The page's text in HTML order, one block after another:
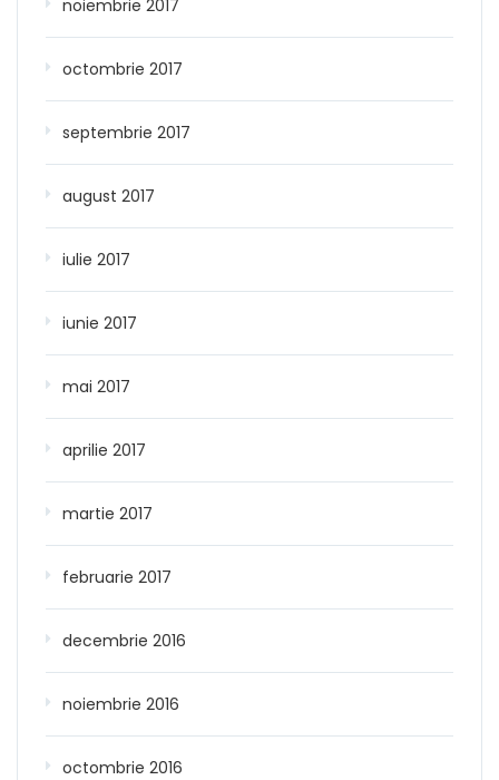
noiembrie 2017
octombrie 2017
septembrie 2017
august 2017
iulie 2017
iunie 2017
mai 2017
aprilie 2017
martie 2017
februarie 2017
decembrie 2016
noiembrie 2016
octombrie 2016